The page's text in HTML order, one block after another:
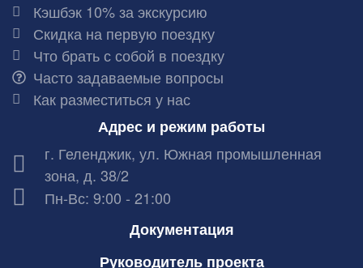
Кэшбэк 10% за экскурсию
Скидка на первую поездку
Что брать с собой в поездку
Часто задаваемые вопросы
Как разместиться у нас
Адрес и режим работы
г. Геленджик, ул. Южная промышленная
зона, д. 38/2
Пн-Вс: 9:00 - 21:00
Документация
Руководитель проекта